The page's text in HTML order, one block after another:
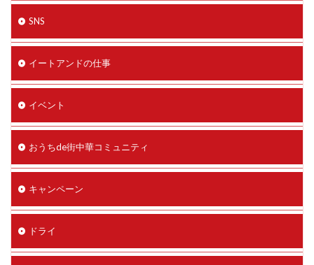
SNS
イートアンドの仕事
イベント
おうちde街中華コミュニティ
キャンペーン
ドライ